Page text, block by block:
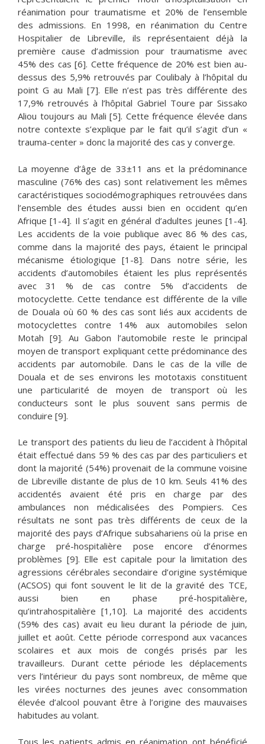
réanimation pour traumatisme et 20% de l’ensemble
des admissions. En 1998, en réanimation du Centre
Hospitalier de Libreville, ils représentaient déjà la
première cause d’admission pour traumatisme avec
45% des cas [6]. Cette fréquence de 20% est bien au-
dessus des 5,9% retrouvés par Coulibaly à l’hôpital du
point G au Mali [7]. Elle n’est pas très différente des
17,9% retrouvés à l’hôpital Gabriel Toure par Sissako
Aliou toujours au Mali [5]. Cette fréquence élevée dans
notre contexte s’explique par le fait qu’il s’agit d’un «
trauma-center » donc la majorité des cas y converge.
La moyenne d’âge de 33±11 ans et la prédominance
masculine (76% des cas) sont relativement les mêmes
caractéristiques sociodémographiques retrouvées dans
l’ensemble des études aussi bien en occident qu’en
Afrique [1-4]. Il s’agit en général d’adultes jeunes [1-4].
Les accidents de la voie publique avec 86 % des cas,
comme dans la majorité des pays, étaient le principal
mécanisme étiologique [1-8]. Dans notre série, les
accidents d’automobiles étaient les plus représentés
avec 31 % de cas contre 5% d’accidents de
motocyclette. Cette tendance est différente de la ville
de Douala où 60 % des cas sont liés aux accidents de
motocyclettes contre 14% aux automobiles selon
Motah [9]. Au Gabon l’automobile reste le principal
moyen de transport expliquant cette prédominance des
accidents par automobile. Dans le cas de la ville de
Douala et de ses environs les mototaxis constituent
une particularité de moyen de transport où les
conducteurs sont le plus souvent sans permis de
conduire [9].
Le transport des patients du lieu de l’accident à l’hôpital
était effectué dans 59 % des cas par des particuliers et
dont la majorité (54%) provenait de la commune voisine
de Libreville distante de plus de 10 km. Seuls 41% des
accidentés avaient été pris en charge par des
ambulances non médicalisées des Pompiers. Ces
résultats ne sont pas très différents de ceux de la
majorité des pays d’Afrique subsahariens où la prise en
charge pré-hospitalière pose encore d’énormes
problèmes [9]. Elle est capitale pour la limitation des
agressions cérébrales secondaire d’origine systémique
(ACSOS) qui font souvent le lit de la gravité des TCE,
aussi bien en phase pré-hospitalière,
qu’intrahospitalière [1,10]. La majorité des accidents
(59% des cas) avait eu lieu durant la période de juin,
juillet et août. Cette période correspond aux vacances
scolaires et aux mois de congés prisés par les
travailleurs. Durant cette période les déplacements
vers l’intérieur du pays sont nombreux, de même que
les virées nocturnes des jeunes avec consommation
élevée d’alcool pouvant être à l’origine des mauvaises
habitudes au volant.
Tous les patients admis en réanimation ont bénéficié